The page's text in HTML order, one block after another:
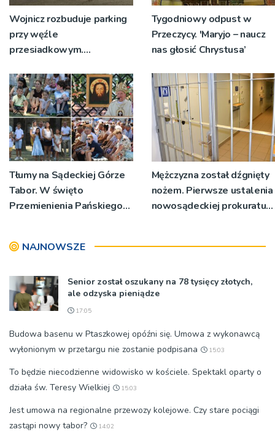
Wojnicz rozbuduje parking
przy węźle
przesiadkowym.
miejsc
Tygodniowy odpust w
Przeczycy. 'Maryjo – naucz
nas głosić Chrystusa’
Tłumy na Sądeckiej Górze
Tabor. W święto
Przemienienia Pańskiego
[ZDJĘCIA]
Mężczyzna został dźgnięty
nożem. Pierwsze ustalenia
nowosądeckiej prokuratury
NAJNOWSZE
Senior został oszukany na 78 tysięcy złotych,
ale odzyska pieniądze
17:05
Budowa basenu w Ptaszkowej opóźni się. Umowa z wykonawcą
wyłonionym w przetargu nie zostanie podpisana
15:03
To będzie niecodzienne widowisko w kościele. Spektakl oparty o
działa św. Teresy Wielkiej
15:03
Jest umowa na regionalne przewozy kolejowe. Czy stare pociągi
zastąpi nowy tabor?
14:02